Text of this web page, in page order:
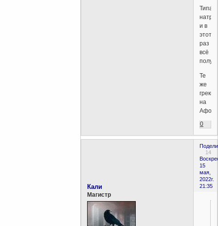
Типа,
и в
этот
раз
всё
Те
же
греки
на
0
14
15
мая,
2022г.
21:35
Кали
Магистр